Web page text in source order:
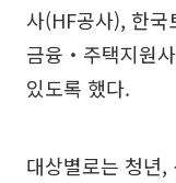
사(HF공사), 한국
금융‧주택지원
있도록 했다.
대상별로는 청년